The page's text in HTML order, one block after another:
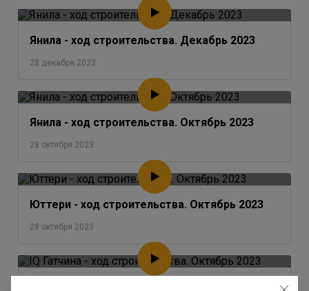
Янила - ход строительства. Декабрь 2023
28 декабря 2023
Янила - ход строительства. Октябрь 2023
28 октября 2023
Юттери - ход строительства. Октябрь 2023
28 октября 2023